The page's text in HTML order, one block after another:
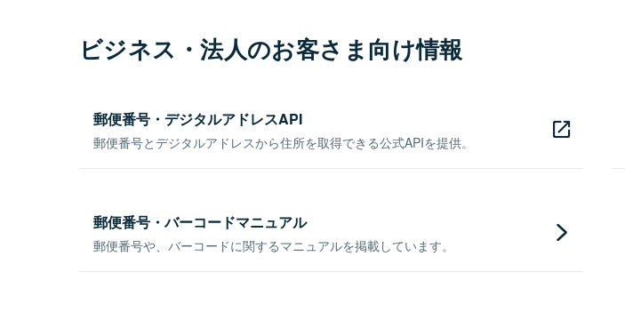
ビジネス・法人のお客さま向け情報
郵便番号・デジタルアドレスAPI
郵便番号とデジタルアドレスから住所を取得できる公式APIを提供。
郵便番号・バーコードマニュアル
郵便番号や、バーコードに関するマニュアルを掲載しています。